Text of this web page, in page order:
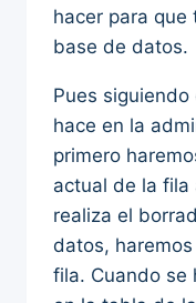
hacer para
base de datos.
Pues
hace en la
primero
actual de la fila
realiza el
datos,
fila. Cuando se